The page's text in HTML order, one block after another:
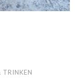
TRINKEN